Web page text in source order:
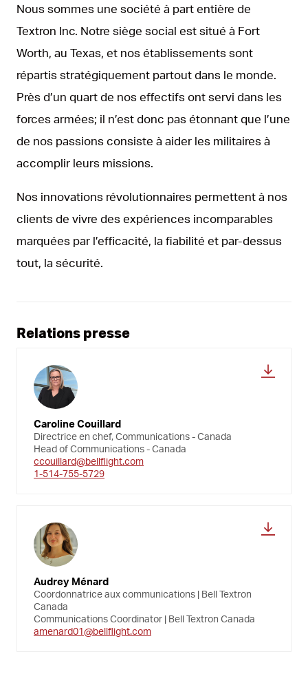
Nous sommes une société à part entière de
Textron Inc. Notre siège social est situé à Fort
Worth, au Texas, et nos établissements sont
répartis stratégiquement partout dans le monde.
Près d’un quart de nos effectifs ont servi dans les
forces armées; il n’est donc pas étonnant que l’une
de nos passions consiste à aider les militaires à
accomplir leurs missions.
Nos innovations révolutionnaires permettent à nos
clients de vivre des expériences incomparables
marquées par l’efficacité, la fiabilité et par-dessus
tout, la sécurité.
Relations presse
Caroline Couillard
Directrice en chef, Communications - Canada
Head of Communications - Canada
ccouillard@bellflight.com
1-514-755-5729
Audrey Ménard
Coordonnatrice aux communications | Bell Textron
Canada
Communications Coordinator | Bell Textron Canada
amenard01@bellflight.com